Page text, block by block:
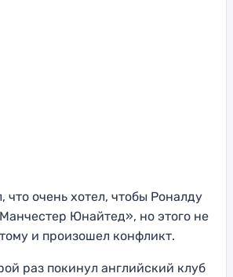
что очень хотел, чтобы Роналду
Юнайтед», но этого не
и произошел конфликт.
раз покинул английский клуб